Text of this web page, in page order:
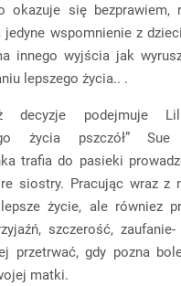
okazuje się bezprawiem,
jedyne wspomnienie z
innego wyjścia jak
lepszego życia.. .
decyzje podejmuje
życia pszczół”
trafia do pasieki
siostry. Pracując wraz z
życie, ale równiez
szczerość,
przetrwać, gdy pozna
matki.